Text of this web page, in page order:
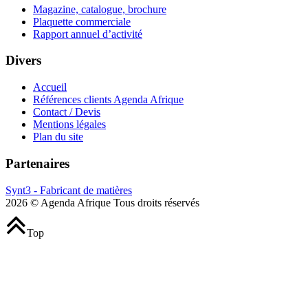
Magazine, catalogue, brochure
Plaquette commerciale
Rapport annuel d’activité
Divers
Accueil
Références clients Agenda Afrique
Contact / Devis
Mentions légales
Plan du site
Partenaires
Synt3 - Fabricant de matières
2026 © Agenda Afrique Tous droits réservés
Top